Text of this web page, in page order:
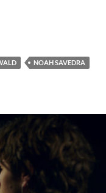
EVI ROMEN
NOAH SAVEDRA